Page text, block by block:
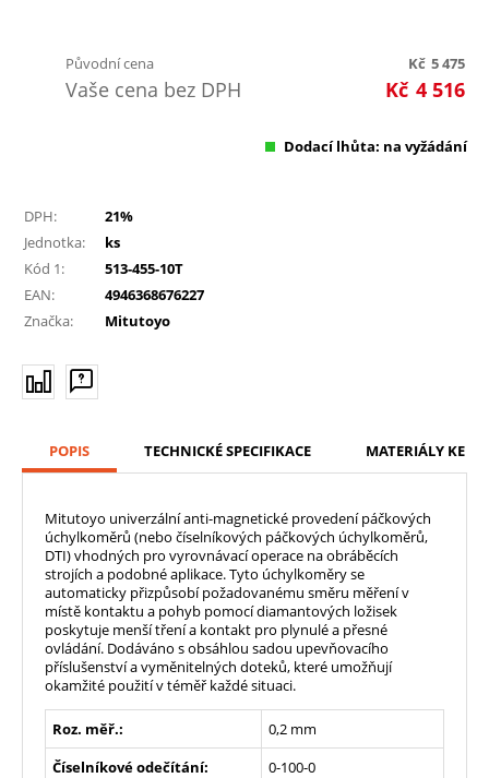
Původní cena 5 475
Kč
Vaše cena bez DPH 4 516
Kč
Dodací lhůta: na vyžádání
DPH:
21%
Jednotka:
ks
Kód 1:
513-455-10T
EAN:
4946368676227
Značka:
Mitutoyo
POPIS TECHNICKÉ SPECIFIKACE MATERIÁLY KE
Mitutoyo univerzální anti-magnetické provedení páčkových
úchylkoměrů (nebo číselníkových páčkových úchylkoměrů,
DTI) vhodných pro vyrovnávací operace na obráběcích
strojích a podobné aplikace. Tyto úchylkoměry se
automaticky přizpůsobí požadovanému směru měření v
místě kontaktu a pohyb pomocí diamantových ložisek
poskytuje menší tření a kontakt pro plynulé a přesné
ovládání. Dodáváno s obsáhlou sadou upevňovacího
příslušenství a vyměnitelných doteků, které umožňují
okamžité použití v téměř každé situaci.
Roz. měř.:
0,2 mm
Číselníkové odečítání:
0-100-0